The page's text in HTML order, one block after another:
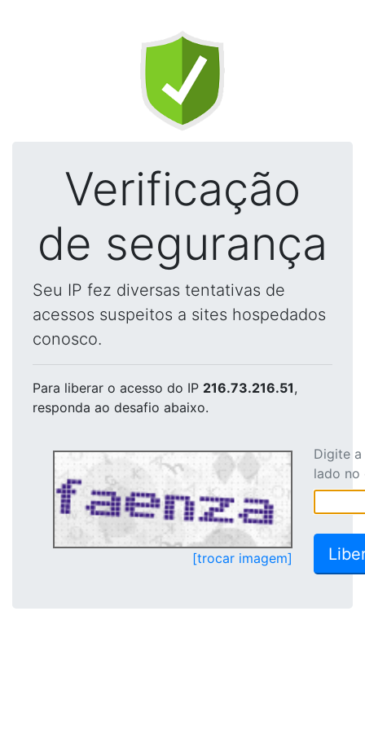
Verificação
de segurança
Seu IP fez diversas tentativas de
acessos suspeitos a sites hospedados
conosco.
Para liberar o acesso do IP 216.73.216.51,
responda ao desafio abaixo.
[trocar imagem]
Digite
lado no